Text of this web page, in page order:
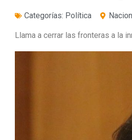
Categorías: Política
Llama a cerrar las fronteras a la